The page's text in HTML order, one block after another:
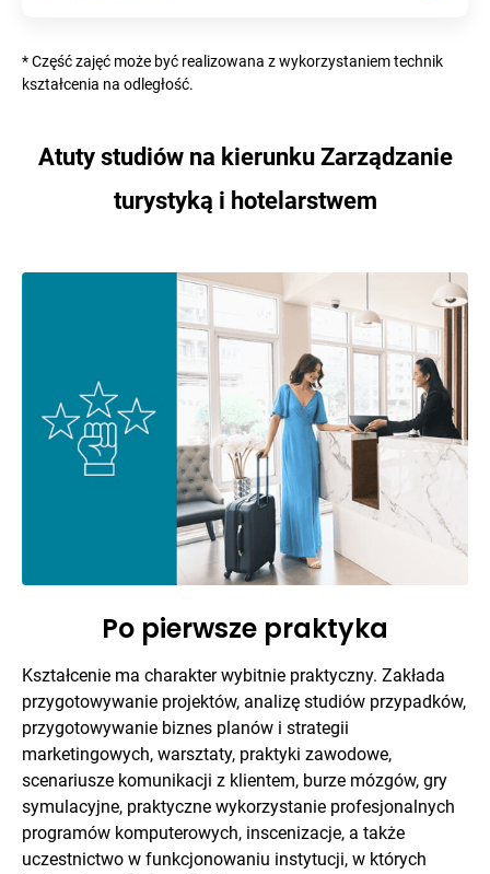
* Część zajęć może być realizowana z wykorzystaniem technik
kształcenia na odległość.
Atuty studiów na kierunku Zarządzanie
turystyką i hotelarstwem
Po pierwsze praktyka
Kształcenie ma charakter wybitnie praktyczny. Zakłada
przygotowywanie projektów, analizę studiów przypadków,
przygotowywanie biznes planów i strategii
marketingowych, warsztaty, praktyki zawodowe,
scenariusze komunikacji z klientem, burze mózgów, gry
symulacyjne, praktyczne wykorzystanie profesjonalnych
programów komputerowych, inscenizacje, a także
uczestnictwo w funkcjonowaniu instytucji, w których